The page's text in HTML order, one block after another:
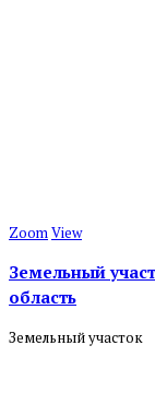
ZoomView
Земельный
область
Земельный участок